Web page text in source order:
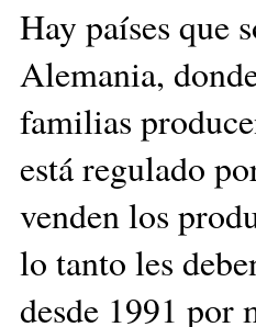
Hay países que
Alemania,
familias
está regulado
venden los
lo tanto les
desde 1991 por